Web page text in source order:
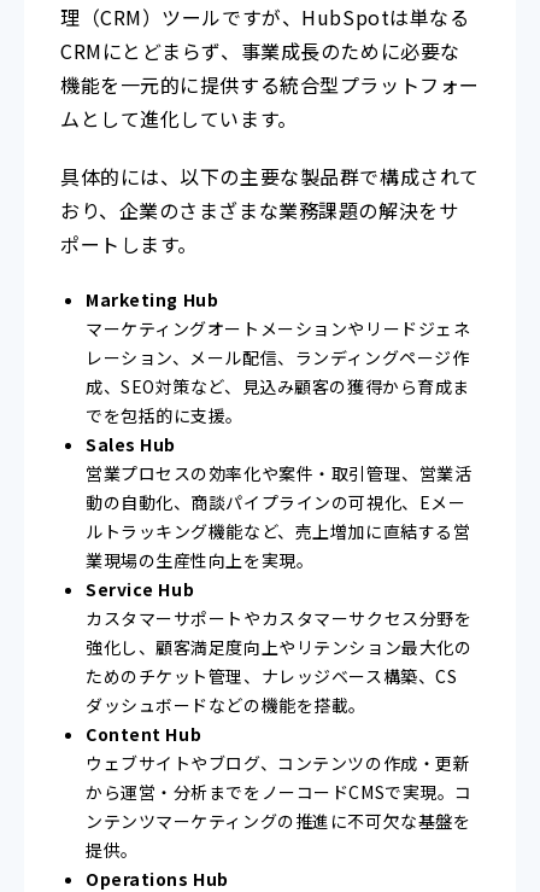
理（CRM）ツールですが、HubSpotは単なる
CRMにとどまらず、事業成長のために必要な
機能を一元的に提供する統合型プラットフォー
ムとして進化しています。
具体的には、以下の主要な製品群で構成されて
おり、企業のさまざまな業務課題の解決をサ
ポートします。
Marketing Hub
マーケティングオートメーションやリードジェネ
レーション、メール配信、ランディングページ作
成、SEO対策など、見込み顧客の獲得から育成ま
でを包括的に支援。
Sales Hub
営業プロセスの効率化や案件・取引管理、営業活
動の自動化、商談パイプラインの可視化、Eメー
ルトラッキング機能など、売上増加に直結する営
業現場の生産性向上を実現。
Service Hub
カスタマーサポートやカスタマーサクセス分野を
強化し、顧客満足度向上やリテンション最大化の
ためのチケット管理、ナレッジベース構築、CS
ダッシュボードなどの機能を搭載。
Content Hub
ウェブサイトやブログ、コンテンツの作成・更新
から運営・分析までをノーコードCMSで実現。コ
ンテンツマーケティングの推進に不可欠な基盤を
提供。
Operations Hub